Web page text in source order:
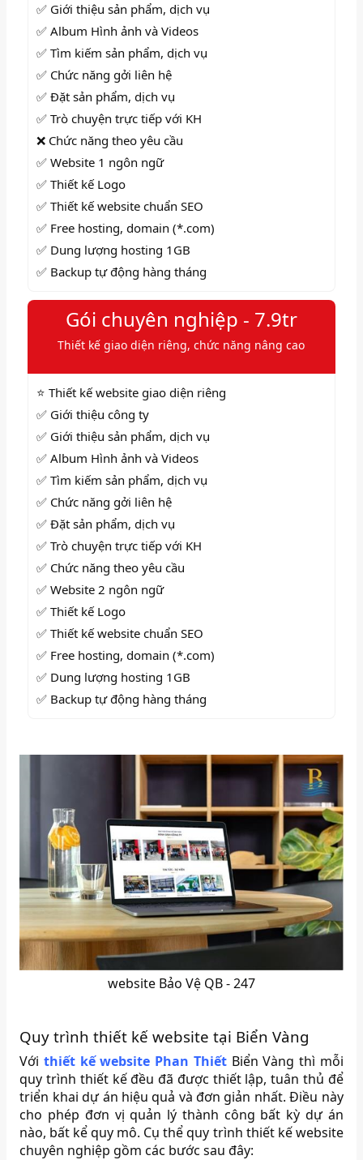
✅ Giới thiệu sản phẩm, dịch vụ
✅ Album Hình ảnh và Videos
✅ Tìm kiếm sản phẩm, dịch vụ
✅ Chức năng gởi liên hệ
✅ Đặt sản phẩm, dịch vụ
✅ Trò chuyện trực tiếp với KH
❌ Chức năng theo yêu cầu
✅ Website 1 ngôn ngữ
✅ Thiết kế Logo
✅ Thiết kế website chuẩn SEO
✅ Free hosting, domain (*.com)
✅ Dung lượng hosting 1GB
✅ Backup tự động hàng tháng
Gói chuyên nghiệp - 7.9tr
Thiết kế giao diện riêng, chức năng nâng cao
⭐ Thiết kế website giao diện riêng
✅ Giới thiệu công ty
✅ Giới thiệu sản phẩm, dịch vụ
✅ Album Hình ảnh và Videos
✅ Tìm kiếm sản phẩm, dịch vụ
✅ Chức năng gởi liên hệ
✅ Đặt sản phẩm, dịch vụ
✅ Trò chuyện trực tiếp với KH
✅ Chức năng theo yêu cầu
✅ Website 2 ngôn ngữ
✅ Thiết kế Logo
✅ Thiết kế website chuẩn SEO
✅ Free hosting, domain (*.com)
✅ Dung lượng hosting 1GB
✅ Backup tự động hàng tháng
website Bảo Vệ QB - 247
Quy trình thiết kế website tại Biển Vàng
Vớithiết kế website Phan ThiếtBiển Vàng thì mỗi
quy trình thiết kế đều đã được thiết lập, tuân thủ để
triển khai dự án hiệu quả và đơn giản nhất. Điều này
cho phép đơn vị quản lý thành công bất kỳ dự án
nào, bất kể quy mô. Cụ thể quy trình thiết kế website
chuyên nghiệp gồm các bước sau đây: